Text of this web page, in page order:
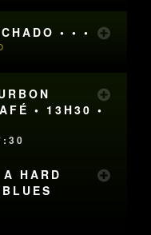
• • •
• 13H30 •
HARD